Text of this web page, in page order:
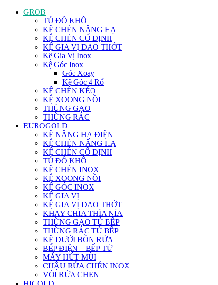
GROB
TỦ ĐỒ KHÔ
KỆ CHÉN NÂNG HẠ
KỆ CHÉN CỐ ĐỊNH
KỆ GIA VỊ DAO THỚT
Kệ Gia Vị Inox
Kệ Góc Inox
Góc Xoay
Kệ Góc 4 Rổ
KỆ CHÉN KÉO
KỆ XOONG NỒI
THÙNG GẠO
THÙNG RÁC
EUROGOLD
KỆ NÂNG HẠ ĐIỆN
KỆ CHÉN NÂNG HẠ
KỆ CHÉN CỐ ĐỊNH
TỦ ĐỒ KHÔ
KỆ CHÉN INOX
KỆ XOONG NỒI
KỆ GÓC INOX
KỆ GIA VỊ
KỆ GIA VỊ DAO THỚT
KHAY CHIA THÌA NỈA
THÙNG GẠO TỦ BẾP
THÙNG RÁC TỦ BẾP
KỆ DƯỚI BỒN RỬA
BẾP ĐIỆN – BẾP TỪ
MÁY HÚT MÙI
CHẬU RỬA CHÉN INOX
VÒI RỬA CHÉN
HIGOLD